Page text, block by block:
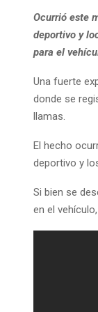
Ocurrió este
deportivo y
para el
Una fuerte
donde se
llamas.
El hecho
deportivo y
Si bien se
en el